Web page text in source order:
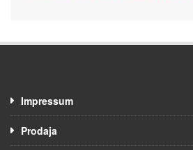
Impressum
Prodaja